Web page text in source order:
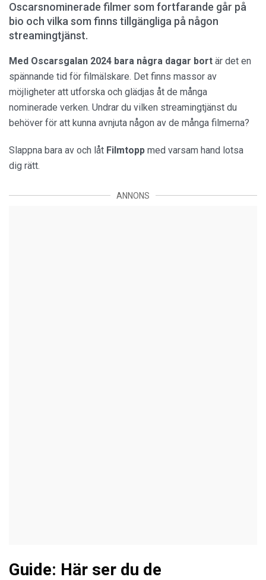
Oscarsnominerade filmer som fortfarande går på
bio och vilka som finns tillgängliga på någon
streamingtjänst.
Med Oscarsgalan 2024 bara några dagar bort är det en
spännande tid för filmälskare. Det finns massor av
möjligheter att utforska och glädjas åt de många
nominerade verken. Undrar du vilken streamingtjänst du
behöver för att kunna avnjuta någon av de många filmerna?
Slappna bara av och låt Filmtopp med varsam hand lotsa
dig rätt.
ANNONS
Guide: Här ser du de